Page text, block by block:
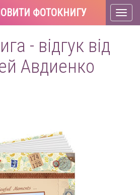
ФОТОКНИГУ
- відгук від
Авдиенко